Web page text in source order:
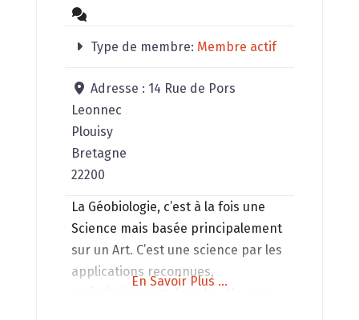
Type de membre: Membre actif
Adresse : 14 Rue de Pors
Leonnec
Plouisy
Bretagne
22200
La Géobiologie, c’est à la fois une
Science mais basée principalement
sur un Art. C’est une science par les
applications reconnues,
En Savoir Plus ...